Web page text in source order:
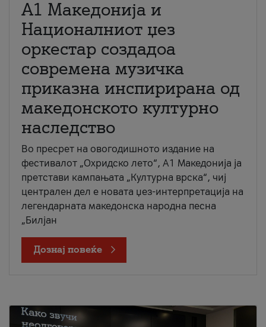
А1 Македонија и
Националниот џез
оркестар создадоа
современа музичка
приказна инспирирана од
македонското културно
наследство
Во пресрет на овогодишното издание на
фестивалот „Охридско лето“, А1 Македонија ја
претстави кампањата „Културна врска“, чиј
централен дел е новата џез-интерпретација на
легендарната македонска народна песна
„Билјан
Дознај повеќе